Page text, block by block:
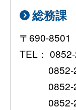
総務課
〒690-
TEL：
0852-22-
0852-22-
0852-22-